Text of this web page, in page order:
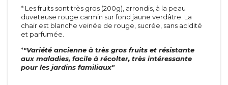
Graminées
Conifères
Conifères
Sapins
Plantes vertes
Tiges
Paysagers
Anglais et miniatures
Petits fruits &
* Les fruits sont très gros (200g), arrondis, à la peau
duveteuse rouge carmin sur fond jaune verdâtre. La
chair est blanche veinée de rouge, sucrée, sans acidité
et parfumée.
*"Variété ancienne à très gros fruits et résistante
aux maladies, facile à récolter, très intéressante
pour les jardins familiaux"